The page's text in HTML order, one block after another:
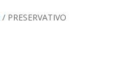
/ PRESERVATIVO